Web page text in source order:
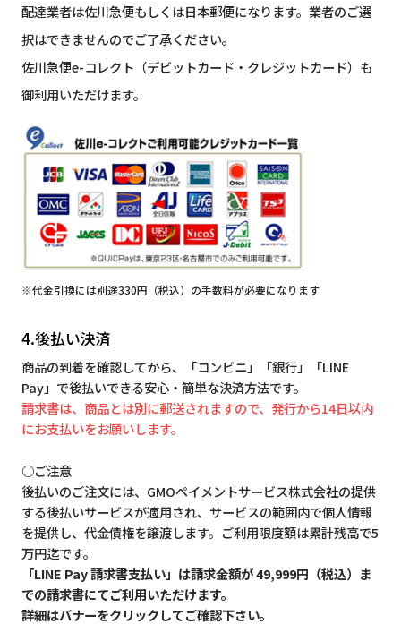
配達業者は佐川急便もしくは日本郵便になります。業者のご選
択はできませんのでご了承ください。
佐川急便e-コレクト（デビットカード・クレジットカード）も
御利用いただけます。
※代金引換には別途330円（税込）の手数料が必要になります
4.後払い決済
商品の到着を確認してから、「コンビニ」「銀行」「LINE
Pay」で後払いできる安心・簡単な決済方法です。
請求書は、商品とは別に郵送されますので、発行から14日以内
にお支払いをお願いします。
○ご注意
後払いのご注文には、GMOペイメントサービス株式会社の提供
する後払いサービスが適用され、サービスの範囲内で個人情報
を提供し、代金債権を譲渡します。ご利用限度額は累計残高で5
万円迄です。
「LINE Pay 請求書支払い」は請求金額が 49,999円（税込）ま
での請求書にてご利用いただけます。
詳細はバナーをクリックしてご確認下さい。